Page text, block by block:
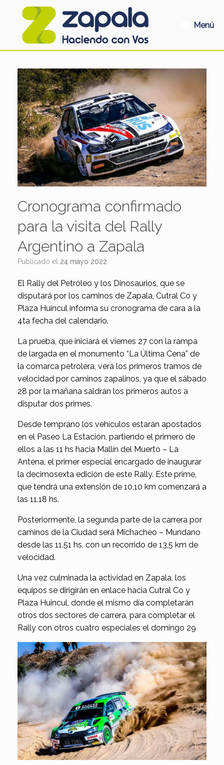
Menú
Cronograma confirmado
para la visita del Rally
Argentino a Zapala
Publicado el 24 mayo 2022
El Rally del Petróleo y los Dinosaurios, que se
disputará por los caminos de Zapala, Cutral Co y
Plaza Huincul informa su cronograma de cara a la
4ta fecha del calendario.
La prueba, que iniciará el viernes 27 con la rampa
de largada en el monumento “La Última Cena” de
la comarca petrolera, verá los primeros tramos de
velocidad por caminos zapalinos, ya que el sábado
28 por la mañana saldrán los primeros autos a
disputar dos primes.
Desde temprano los vehículos estarán apostados
en el Paseo La Estación, partiendo el primero de
ellos a las 11 hs hacia Mallín del Muerto – La
Antena, el primer especial encargado de inaugurar
la decimosexta edición de este Rally. Este prime,
que tendrá una extensión de 10,10 km comenzará a
las 11.18 hs.
Posteriormente, la segunda parte de la carrera por
caminos de la Ciudad será Michacheo – Mundano
desde las 11.51 hs, con un recorrido de 13,5 km de
velocidad.
Una vez culminada la actividad en Zapala, los
equipos se dirigirán en enlace hacia Cutral Co y
Plaza Huincul, donde el mismo día completarán
otros dos sectores de carrera, para completar el
Rally con otros cuatro especiales el domingo 29